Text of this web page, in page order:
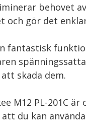
behovet
och gör det
fantastisk
skada dem.
M12 PL-201C
du kan